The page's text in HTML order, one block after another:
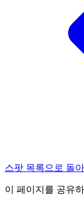
스팟 목록으로 돌아
이 페이지를 공유